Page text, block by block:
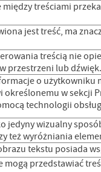
treściami
jest treść, ma
treścią nie
przestrzeni lub dźwięk.
o użytkowniku
określonemu w
technologii
jedyny wizualny
też wyróżniania
tekstu posiada
przedstawiać